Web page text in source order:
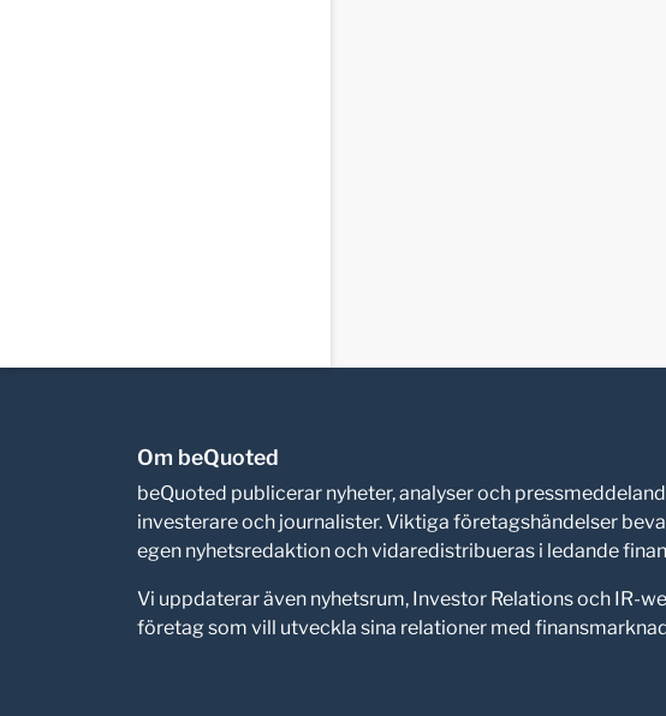
Om beQuoted
beQuoted publicerar nyheter, analyser och
investerare och journalister. Viktiga företagshändelser
egen nyhetsredaktion och vidaredistribueras i ledande
Vi uppdaterar även nyhetsrum, Investor Relations och IR-
företag som vill utveckla sina relationer med